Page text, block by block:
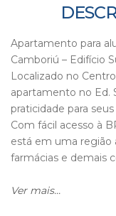
Apartamento para
Camboriú – Edifício
Localizado no
apartamento no Ed.
praticidade para
Com fácil acesso à
está em uma região
farmácias e demais
O apartamento
Ver mais...